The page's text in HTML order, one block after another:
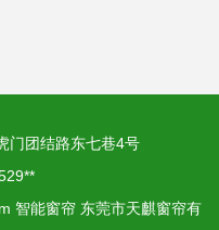
门团结路东七巷4号
智能窗帘 东莞市天麒窗帘有